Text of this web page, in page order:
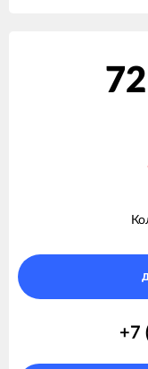
+7